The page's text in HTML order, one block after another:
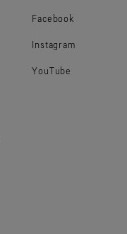
Facebook
Instagram
YouTube